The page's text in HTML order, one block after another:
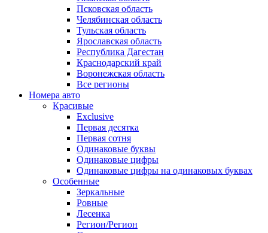
Псковская область
Челябинская область
Тульская область
Ярославская область
Республика Дагестан
Краснодарский край
Воронежская область
Все регионы
Номера авто
Красивые
Exclusive
Первая десятка
Первая сотня
Одинаковые буквы
Одинаковые цифры
Одинаковые цифры на одинаковых буквах
Особенные
Зеркальные
Ровные
Лесенка
Регион/Регион